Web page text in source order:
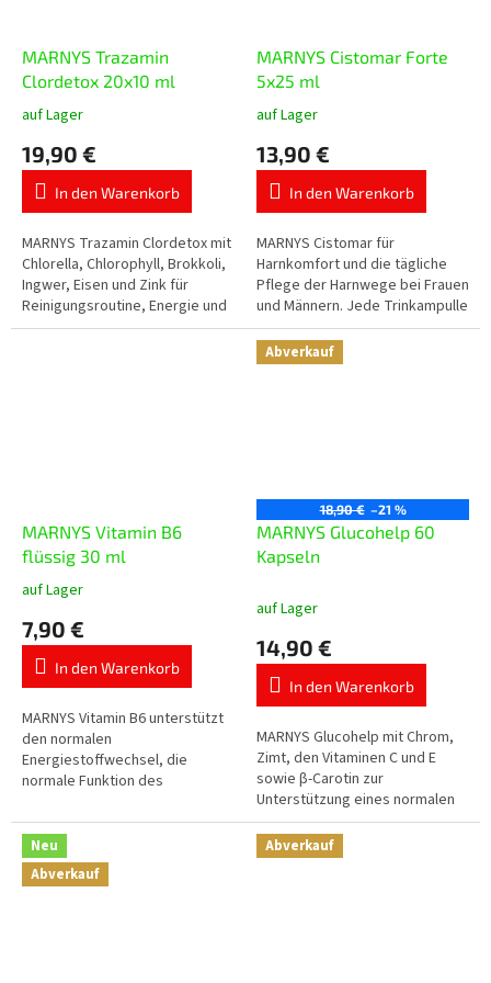
MARNYS Trazamin
Clordetox 20x10 ml
Die
Produktbewertung
ist
5,0
5
Sternen.
auf Lager
19,90 €
In den Warenkorb
MARNYS Trazamin Clordetox mit
Chlorella, Chlorophyll, Brokkoli,
Ingwer, Eisen und Zink für
Reinigungsroutine, Energie und
Zeiten von Müdigkeit oder
MARNYS Cistomar Forte
5x25 ml
Die
Produktbewertung
ist
5,0
5
Sternen.
auf Lager
13,90 €
In den Warenkorb
MARNYS Cistomar für
Harnkomfort und die tägliche
Pflege der Harnwege bei Frauen
und Männern. Jede Trinkampulle
enthält 2.000 mg D-Mannose,
Cranberry-Konzentrat,
Vogelknöterich,...
MARNYS Vitamin B6
flüssig 30 ml
Die
Produktbewertung
ist
5,0
5
Sternen.
auf Lager
7,90 €
In den Warenkorb
MARNYS Vitamin B6 unterstützt
den normalen
Energiestoffwechsel, die
normale Funktion des
psychische Funktion, die
Funktion des Immunsystems
und die...
Abverkauf
18,90 € –21 %
MARNYS Glucohelp 60
Kapseln
auf Lager
14,90 €
In den Warenkorb
MARNYS Glucohelp mit Chrom,
Zimt, den Vitaminen C und E
sowie β-Carotin zur
Unterstützung eines normalen
Blutzuckerspiegels und des
Nährstoffstoffwechsels.
Neu
Abverkauf
Abverkauf